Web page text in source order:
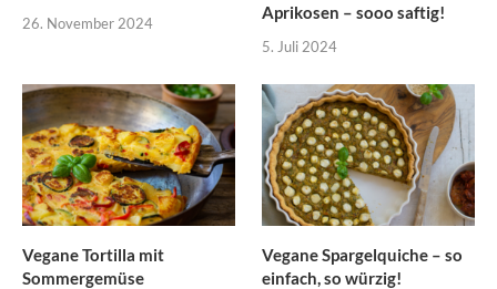
26. November 2024
Aprikosen – sooo saftig!
5. Juli 2024
Vegane Tortilla mit
Sommergemüse
Vegane Spargelquiche – so
einfach, so würzig!